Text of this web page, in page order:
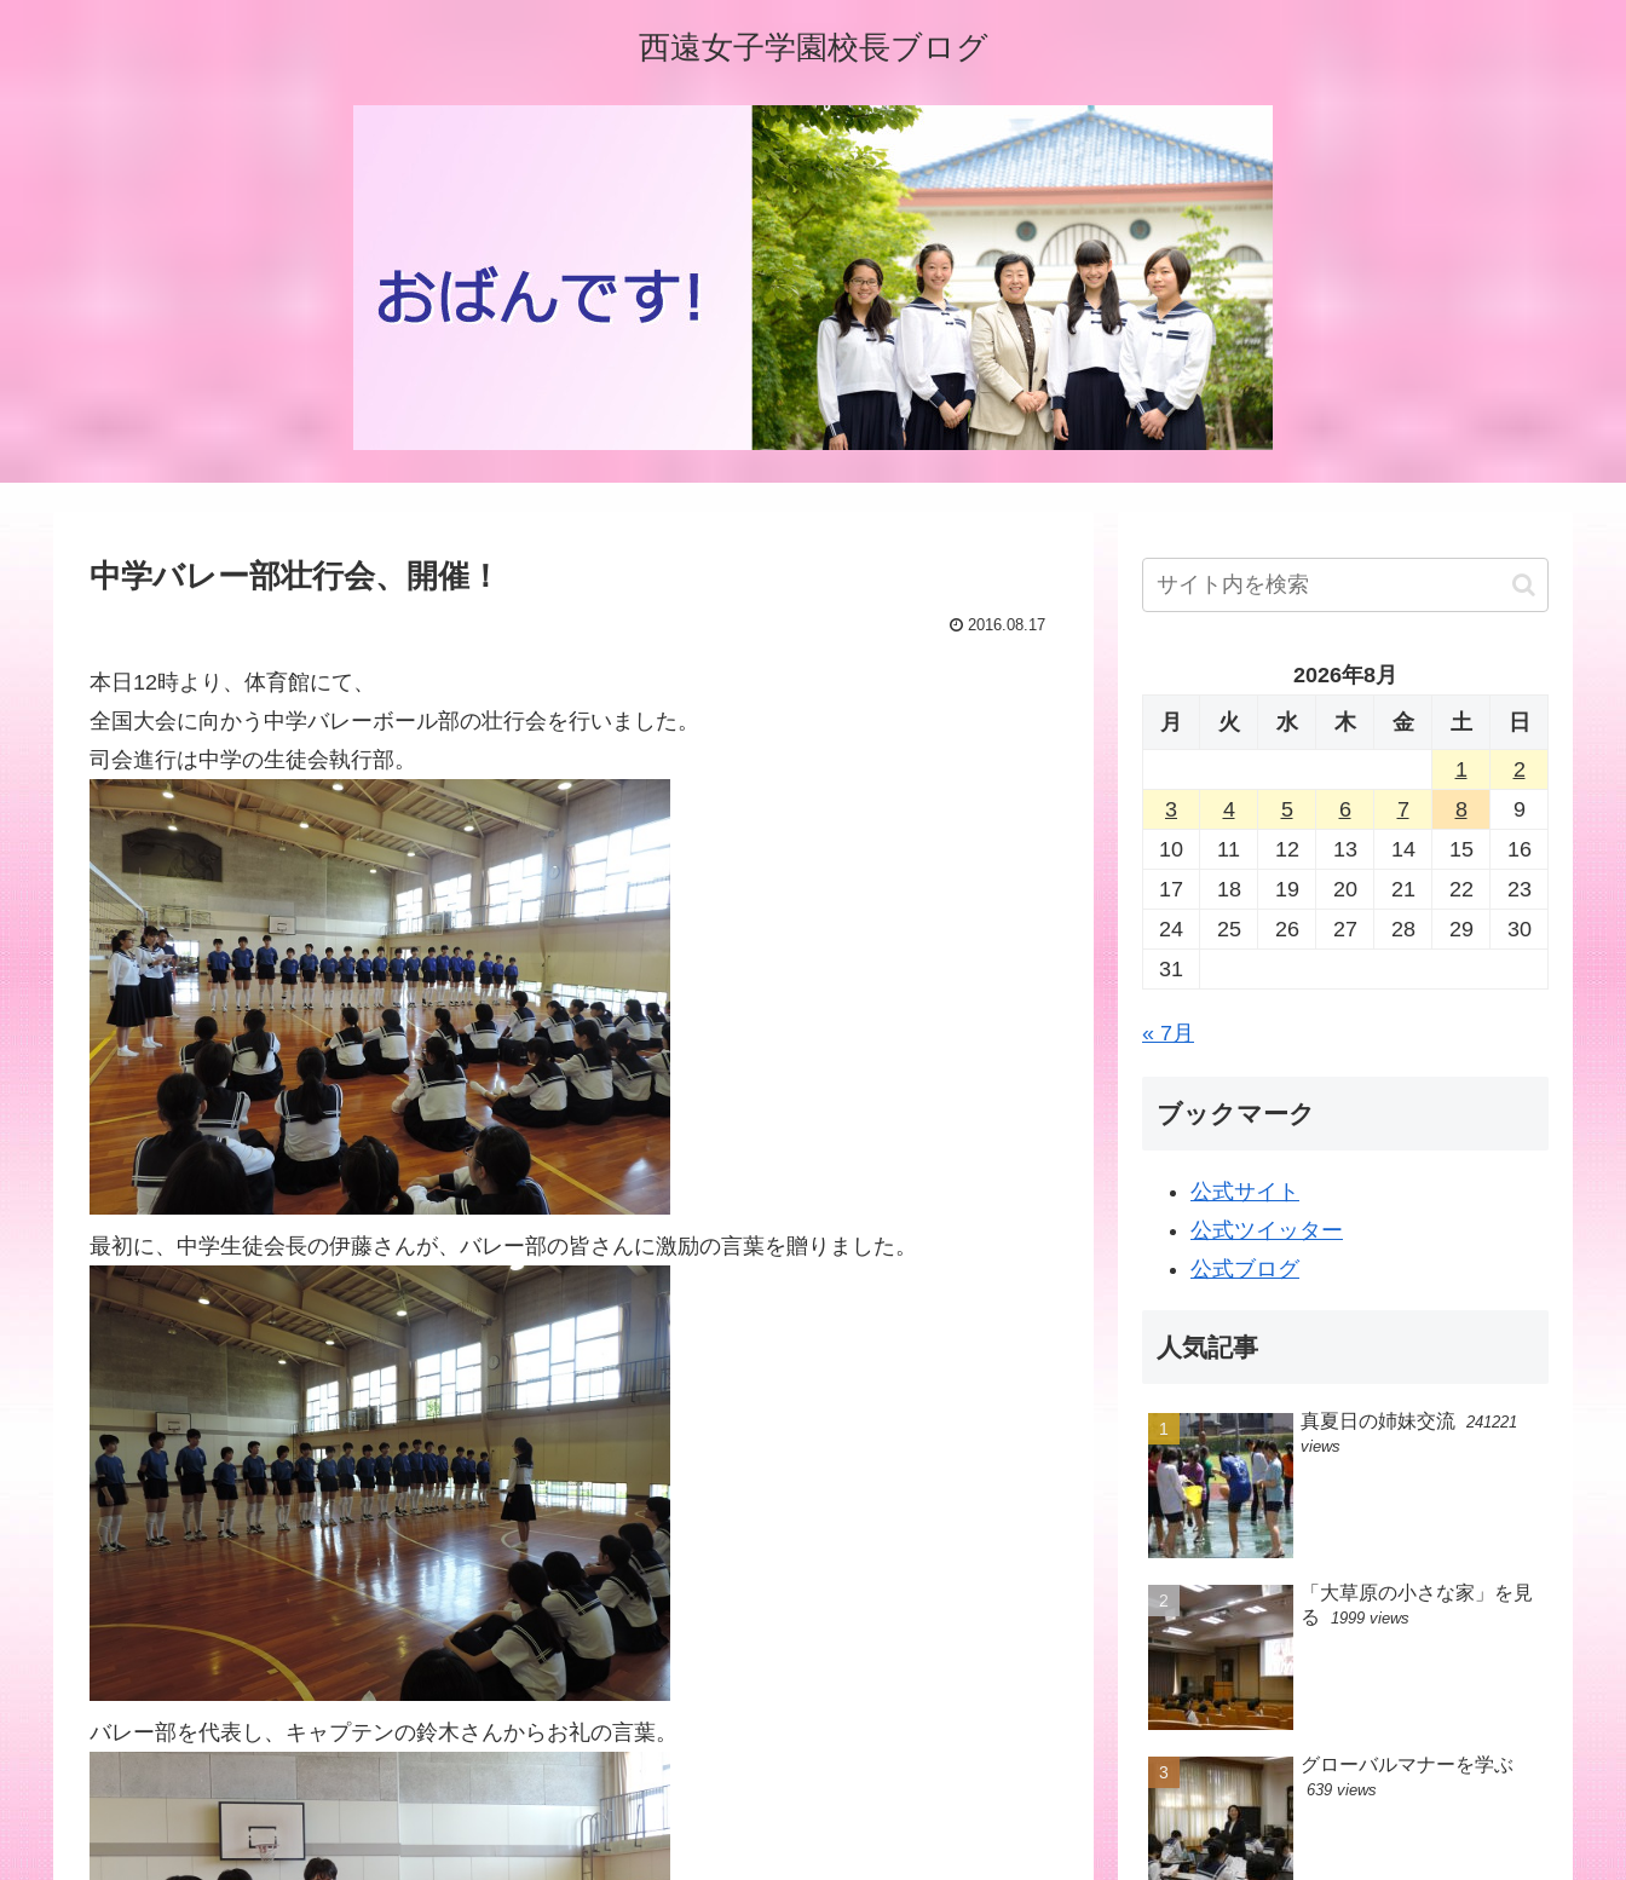
西遠女子学園校長ブログ
中学バレー部壮行会、開催！
2016.08.17
本日12時より、体育館にて、
全国大会に向かう中学バレーボール部の壮行会を行いました。
司会進行は中学の生徒会執行部。
最初に、中学生徒会長の伊藤さんが、バレー部の皆さんに激励の言葉を贈りました。
バレー部を代表し、キャプテンの鈴木さんからお礼の言葉。
2026年8月
月
火 水 木 金 土
日
1
2
3
4 5 6 7 8
9
10
11 12 13 14 15
16
17
18 19 20 21 22
23
24
25 26 27 28 29
30
31
« 7月
ブックマーク
公式サイト
公式ツイッター
公式ブログ
人気記事
真夏日の姉妹交流 241221
views
「大草原の小さな家」を見
る
1999 views
グローバルマナーを学ぶ
639 views